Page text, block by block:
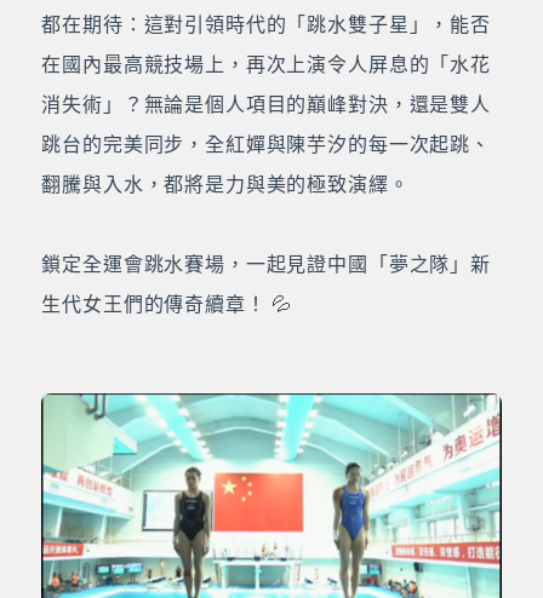
都在期待：這對引領時代的「跳水雙子星」，能否
在國內最高競技場上，再次上演令人屏息的「水花
消失術」？無論是個人項目的巔峰對決，還是雙人
跳台的完美同步，全紅嬋與陳芋汐的每一次起跳、
翻騰與入水，都將是力與美的極致演繹。
鎖定全運會跳水賽場，一起見證中國「夢之隊」新
生代女王們的傳奇續章！ 💦